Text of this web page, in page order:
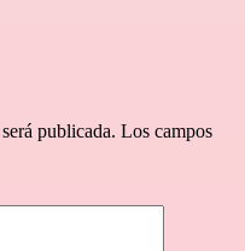
publicada. Los campos